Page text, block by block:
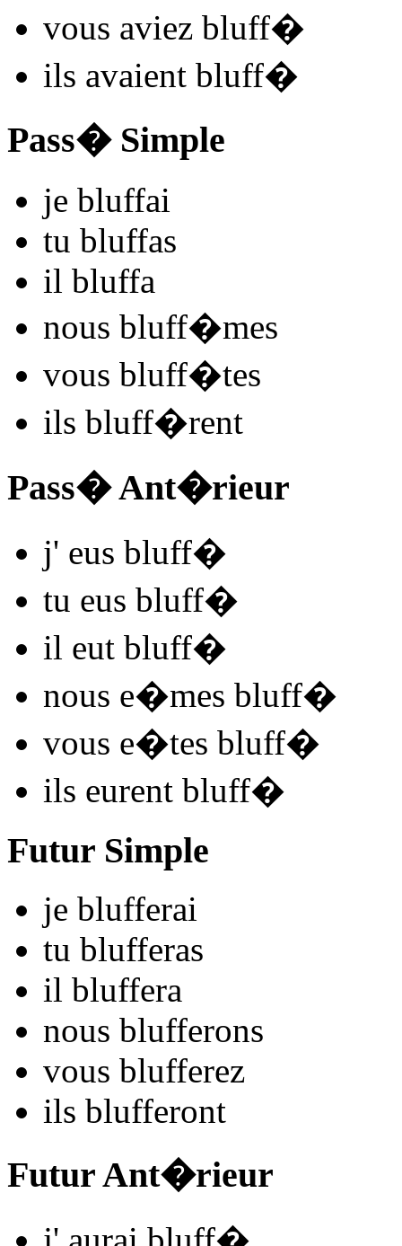
vous aviez bluff�
ils avaient bluff�
Pass� Simple
je bluffai
tu bluffas
il bluffa
nous bluff�mes
vous bluff�tes
ils bluff�rent
Pass� Ant�rieur
j' eus bluff�
tu eus bluff�
il eut bluff�
nous e�mes bluff�
vous e�tes bluff�
ils eurent bluff�
Futur Simple
je blufferai
tu blufferas
il bluffera
nous blufferons
vous blufferez
ils blufferont
Futur Ant�rieur